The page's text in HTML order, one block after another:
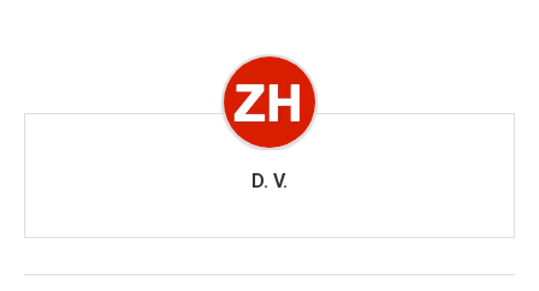
D. V.